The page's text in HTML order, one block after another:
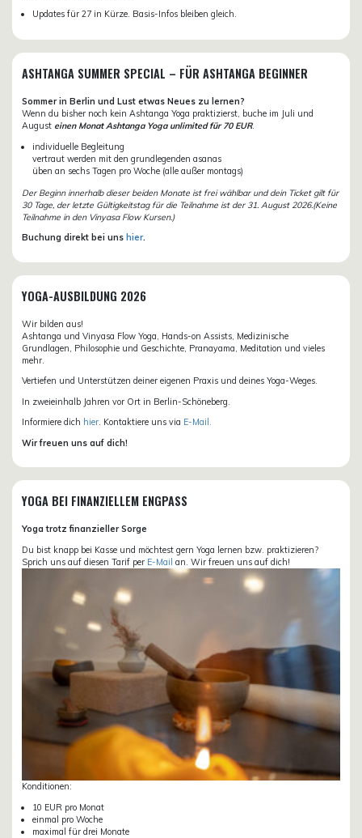
Updates für 27 in Kürze. Basis-Infos bleiben gleich.
ASHTANGA SUMMER SPECIAL – FÜR ASHTANGA BEGINNER
Sommer in Berlin und Lust etwas Neues zu lernen?
Wenn du bisher noch kein Ashtanga Yoga praktizierst, buche im Juli und
August einen Monat Ashtanga Yoga unlimited für 70 EUR.
individuelle Begleitung
vertraut werden mit den grundlegenden asanas
üben an sechs Tagen pro Woche (alle außer montags)
Der Beginn innerhalb dieser beiden Monate ist frei wählbar und dein Ticket gilt für
30 Tage, der letzte Gültigkeitstag für die Teilnahme ist der 31. August 2026.(Keine
Teilnahme in den Vinyasa Flow Kursen.)
Buchung direkt bei uns hier.
YOGA-AUSBILDUNG 2026
Wir bilden aus!
Ashtanga und Vinyasa Flow Yoga, Hands-on Assists, Medizinische
Grundlagen, Philosophie und Geschichte, Pranayama, Meditation und vieles
mehr.
Vertiefen und Unterstützen deiner eigenen Praxis und deines Yoga-Weges.
In zweieinhalb Jahren vor Ort in Berlin-Schöneberg.
Informiere dich hier. Kontaktiere uns via E-Mail.
Wir freuen uns auf dich!
YOGA BEI FINANZIELLEM ENGPASS
Yoga trotz finanzieller Sorge
Du bist knapp bei Kasse und möchtest gern Yoga lernen bzw. praktizieren?
Sprich uns auf diesen Tarif per E-Mail an. Wir freuen uns auf dich!
Konditionen:
10 EUR pro Monat
einmal pro Woche
maximal für drei Monate